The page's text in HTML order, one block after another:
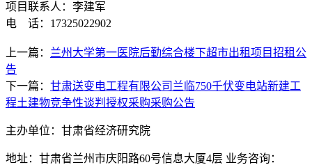
项目联系人：李建军
电 话：17325022902
上一篇： 兰州大学第一医院后勤综合楼下超市出租项目招租公
告
下一篇： 甘肃送变电工程有限公司兰临750千伏变电站新建工
程土建物竞争性谈判授权采购采购公告
主办单位：甘肃省经济研究院
地址：甘肃省兰州市庆阳路60号信息大厦4层 业务咨询：